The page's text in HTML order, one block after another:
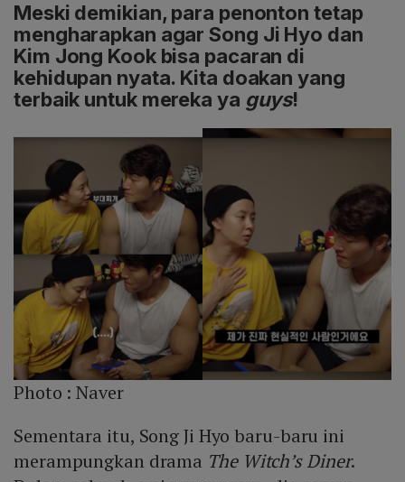
Meski demikian, para penonton tetap
mengharapkan agar Song Ji Hyo dan
Kim Jong Kook bisa pacaran di
kehidupan nyata. Kita doakan yang
terbaik untuk mereka ya guys!
Photo :Naver
Sementara itu, Song Ji Hyo baru-baru ini
merampungkan drama The Witch’s Diner.